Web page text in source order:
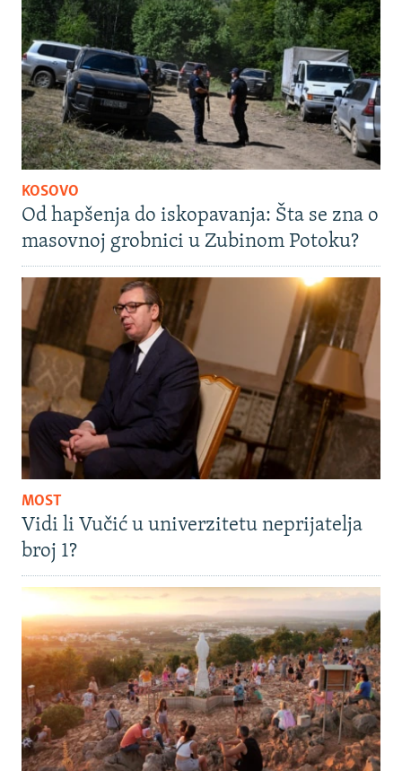
KOSOVO
Od hapšenja do iskopavanja: Šta se zna o
masovnoj grobnici u Zubinom Potoku?
MOST
Vidi li Vučić u univerzitetu neprijatelja
broj 1?